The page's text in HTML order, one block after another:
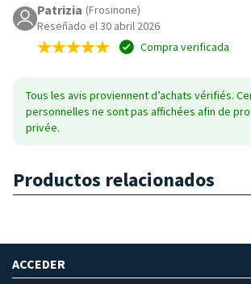
Patrizia (Frosinone)
Reseñado el 30 abril 2026
Compra verificada
Tous les avis proviennent d’achats vérifiés.
personnelles ne sont pas affichées afin de
privée.
Productos relacionados
ACCEDER